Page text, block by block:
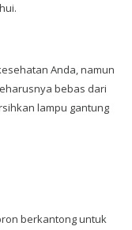
Anda, namun
bebas dari
lampu gantung
berkantong untuk